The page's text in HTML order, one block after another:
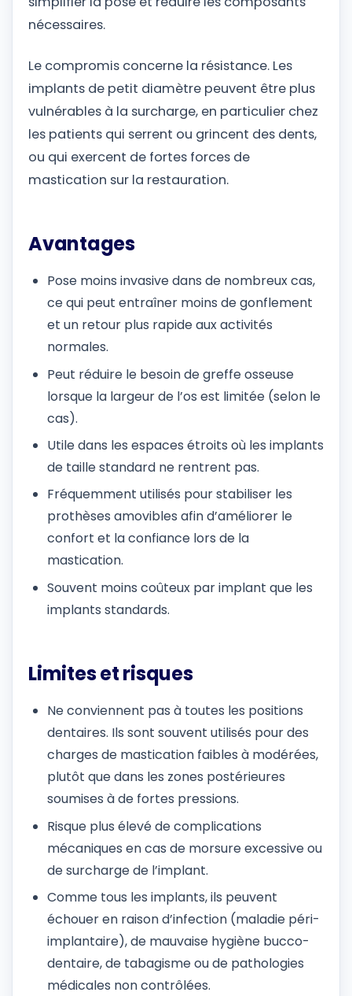
nécessaires.
Le compromis concerne la résistance. Les
implants de petit diamètre peuvent être plus
vulnérables à la surcharge, en particulier chez
les patients qui serrent ou grincent des dents,
ou qui exercent de fortes forces de
mastication sur la restauration.
Avantages
Pose moins invasive dans de nombreux cas,
ce qui peut entraîner moins de gonflement
et un retour plus rapide aux activités
normales.
Peut réduire le besoin de greffe osseuse
lorsque la largeur de l’os est limitée (selon le
cas).
Utile dans les espaces étroits où les implants
de taille standard ne rentrent pas.
Fréquemment utilisés pour stabiliser les
prothèses amovibles afin d’améliorer le
confort et la confiance lors de la
mastication.
Souvent moins coûteux par implant que les
implants standards.
Limites et risques
Ne conviennent pas à toutes les positions
dentaires. Ils sont souvent utilisés pour des
charges de mastication faibles à modérées,
plutôt que dans les zones postérieures
soumises à de fortes pressions.
Risque plus élevé de complications
mécaniques en cas de morsure excessive ou
de surcharge de l’implant.
Comme tous les implants, ils peuvent
échouer en raison d’infection (maladie péri-
implantaire), de mauvaise hygiène bucco-
dentaire, de tabagisme ou de pathologies
médicales non contrôlées.